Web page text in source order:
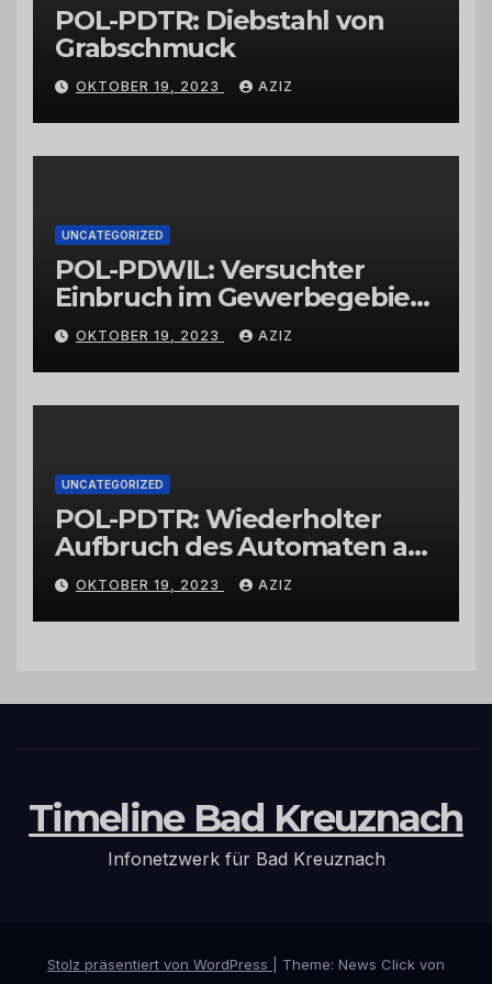
POL-PDTR: Diebstahl von
Grabschmuck
OKTOBER 19, 2023 AZIZ
UNCATEGORIZED
POL-PDWIL: Versuchter
Einbruch im Gewerbegebiet
Wittlich
OKTOBER 19, 2023 AZIZ
UNCATEGORIZED
POL-PDTR: Wiederholter
Aufbruch des Automaten am
Wohnmobilstellplatz in
Hermeskeil am Labachweg
OKTOBER 19, 2023 AZIZ
Timeline Bad Kreuznach
Infonetzwerk für Bad Kreuznach
Stolz präsentiert von WordPress
Theme: News Click von